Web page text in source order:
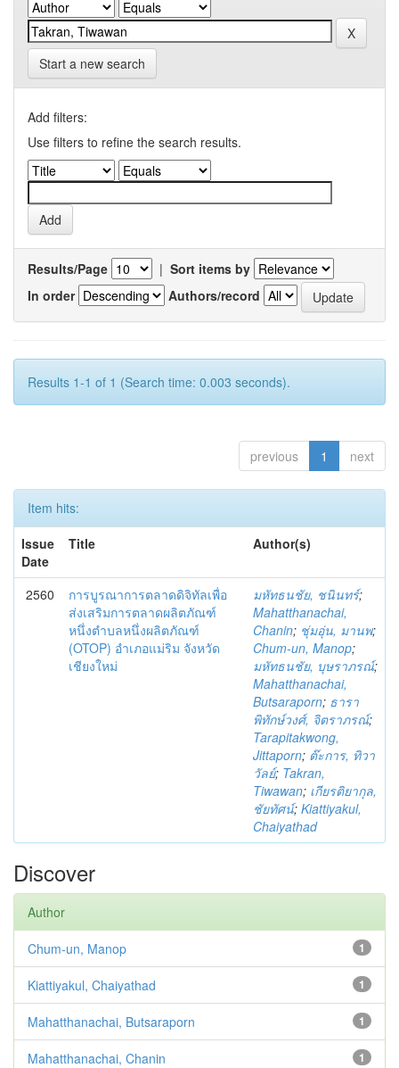
Start a new search
Add filters:
Use filters to refine the search results.
Results/Page | Sort items by
In order
Authors/record
Results 1-1 of 1 (Search time: 0.003 seconds).
previous 1 next
Item hits:
Issue
Date
Title Author(s)
2560
การบูรณาการตลาดดิจิทัลเพื่อ
ส่งเสริมการตลาดผลิตภัณฑ์
หนึ่งตำบลหนึ่งผลิตภัณฑ์
(OTOP) อำเภอแม่ริม จังหวัด
เชียงใหม่
มหัทธนชัย, ชนินทร์;
Mahatthanachai,
Chanin; ชุ่มอุ่น, มานพ;
Chum-un, Manop;
มหัทธนชัย, บุษราภรณ์;
Mahatthanachai,
Butsaraporn; ธารา
พิทักษ์วงศ์, จิตราภรณ์;
Tarapitakwong,
Jittaporn; ต๊ะการ, ทิวา
วัลย์; Takran,
Tiwawan; เกียรติยากุล,
ชัยทัศน์; Kiattiyakul,
Chaiyathad
Discover
Author
1
Chum-un, Manop
1
Kiattiyakul, Chaiyathad
1
Mahatthanachai, Butsaraporn
1
Mahatthanachai, Chanin